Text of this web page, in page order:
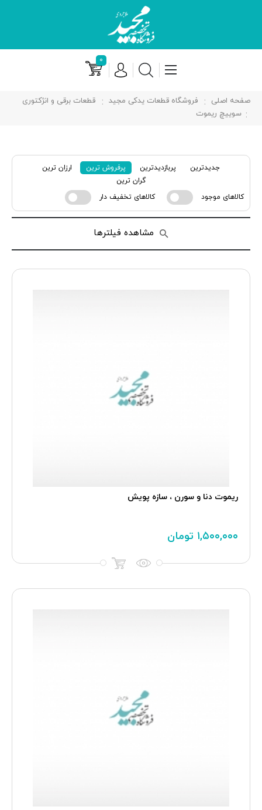
۰
صفحه اصلی فروشگاه قطعات یدکی مجید
قطعات برقی و انژکتوری
سوییچ ریموت
جدیدترین پربازدیدترین پرفروش ترین
ارزان ترین
گران ترین
کالاهای موجود
کالاهای تخفیف دار
مشاهده فیلترها
ریموت دنا و سورن ، سازه پویش
۱,۵۰۰,۰۰۰ تومان